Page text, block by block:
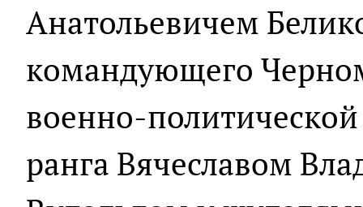
Анатольевичем
командующего
военно-
ранга Вячеславом